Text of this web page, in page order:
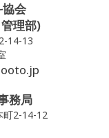
会
理部)
14-13
務局
町2-14-12